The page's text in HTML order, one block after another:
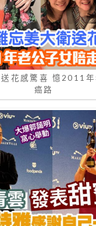
花感驚喜 憶2011年
癌路